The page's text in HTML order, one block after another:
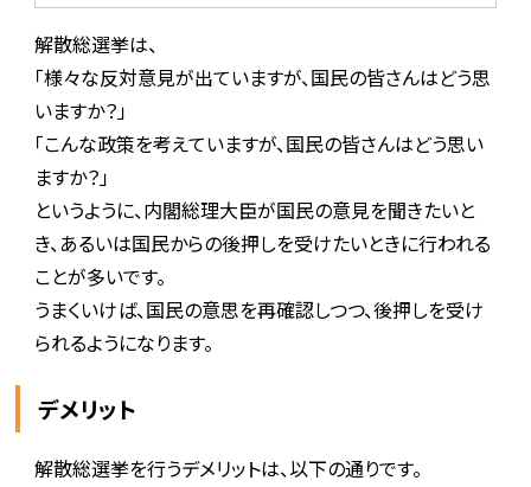
解散総選挙は、
「様々な反対意見が出ていますが、国民の皆さんはどう思
いますか？」
「こんな政策を考えていますが、国民の皆さんはどう思い
ますか？」
というように、内閣総理大臣が国民の意見を聞きたいと
き、あるいは国民からの後押しを受けたいときに行われる
ことが多いです。
うまくいけば、国民の意思を再確認しつつ、後押しを受け
られるようになります。
デメリット
解散総選挙を行うデメリットは、以下の通りです。